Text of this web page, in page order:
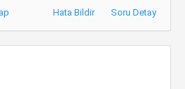
Hata Bildir Soru Detay